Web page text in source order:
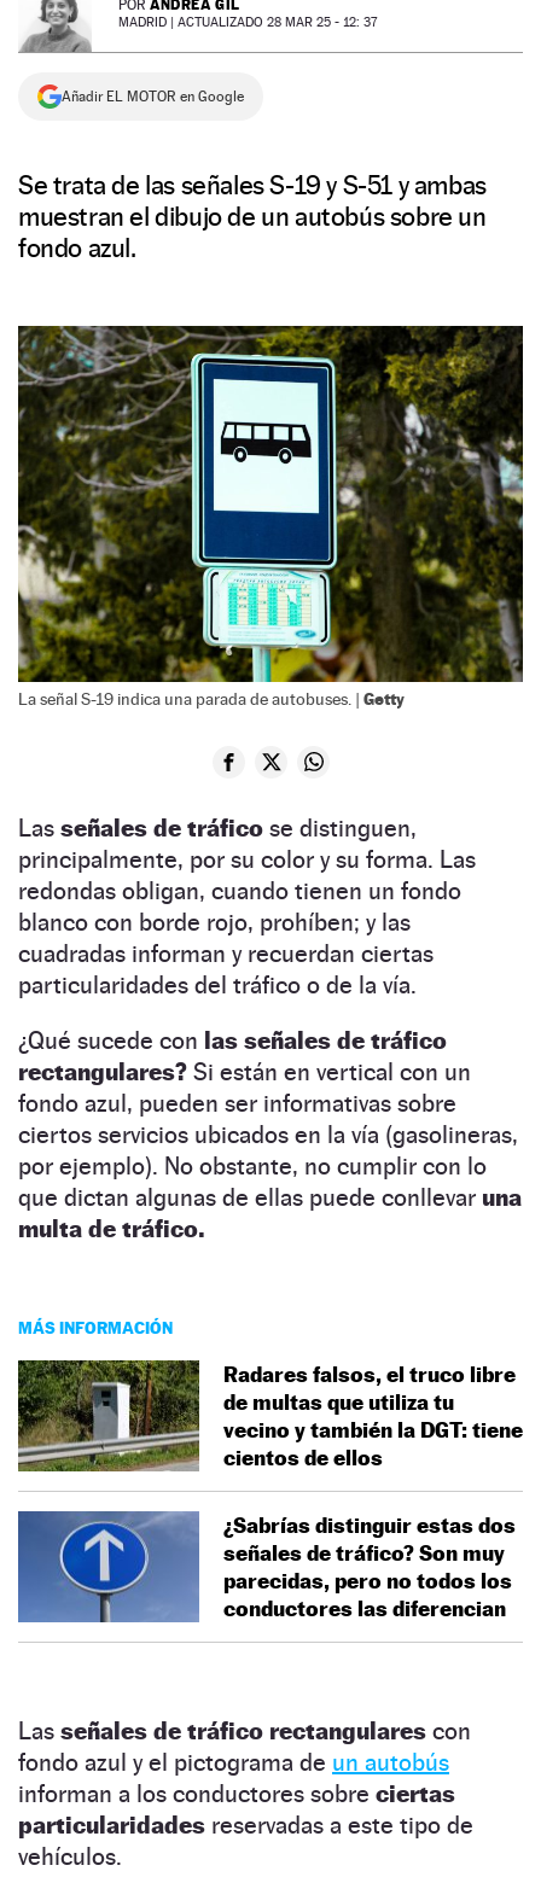
NEWSLETTER
SÍGUENOS
POR ANDREA GIL
MADRID | ACTUALIZADO 28 MAR 25 - 12: 37
Añadir EL MOTOR en Google
Se trata de las señales S-19 y S-51 y ambas
muestran el dibujo de un autobús sobre un
fondo azul.
La señal S-19 indica una parada de autobuses. | Getty
Las señales de tráfico se distinguen,
principalmente, por su color y su forma. Las
redondas obligan, cuando tienen un fondo
blanco con borde rojo, prohíben; y las
cuadradas informan y recuerdan ciertas
particularidades del tráfico o de la vía.
¿Qué sucede con las señales de tráfico
rectangulares? Si están en vertical con un
fondo azul, pueden ser informativas sobre
ciertos servicios ubicados en la vía (gasolineras,
por ejemplo). No obstante, no cumplir con lo
que dictan algunas de ellas puede conllevar una
multa de tráfico.
MÁS INFORMACIÓN
Radares falsos, el truco libre
de multas que utiliza tu
vecino y también la DGT: tiene
cientos de ellos
¿Sabrías distinguir estas dos
señales de tráfico? Son muy
parecidas, pero no todos los
conductores las diferencian
Las señales de tráfico rectangulares con
fondo azul y el pictograma de un autobús
informan a los conductores sobre ciertas
particularidades reservadas a este tipo de
vehículos.